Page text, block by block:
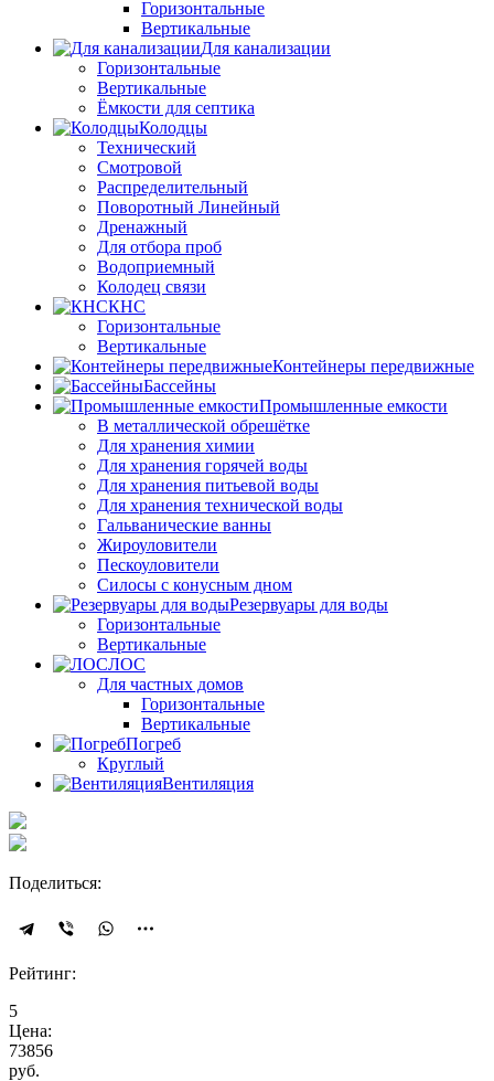
Горизонтальные
Вертикальные
Для канализации
Горизонтальные
Вертикальные
Ёмкости для септика
Колодцы
Технический
Смотровой
Распределительный
Поворотный Линейный
Дренажный
Для отбора проб
Водоприемный
Колодец связи
КНС
Горизонтальные
Вертикальные
Контейнеры передвижные
Бассейны
Промышленные емкости
В металлической обрешётке
Для хранения химии
Для хранения горячей воды
Для хранения питьевой воды
Для хранения технической воды
Гальванические ванны
Жироуловители
Пескоуловители
Силосы с конусным дном
Резервуары для воды
Горизонтальные
Вертикальные
ЛОС
Для частных домов
Горизонтальные
Вертикальные
Погреб
Круглый
Вентиляция
Поделиться:
Рейтинг:
5
Цена:
73856
руб.